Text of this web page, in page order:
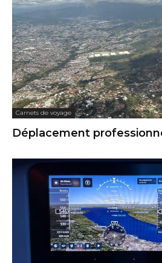
Carnets de voyage
Déplacement